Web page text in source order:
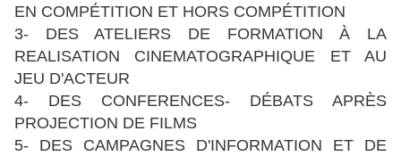
EN COMPÉTITION ET HORS COMPÉTITION
3- DES ATELIERS DE FORMATION À LA
REALISATION CINEMATOGRAPHIQUE ET AU
JEU D'ACTEUR
4- DES CONFERENCES- DÉBATS APRÈS
PROJECTION DE FILMS
5- DES CAMPAGNES D'INFORMATION ET DE